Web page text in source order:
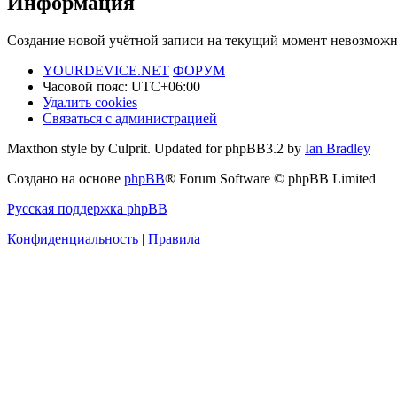
Создание новой учётной записи на текущий момент
YOURDEVICE.NET ФОРУМ
Часовой пояс: UTC+06:00
Удалить cookies
Связаться с администрацией
Maxthon style by Culprit. Updated for phpBB3.2 by Ian Bradley
Создано на основе phpBB® Forum Software © phpBB Limited
Русская поддержка phpBB
Конфиденциальность | Правила